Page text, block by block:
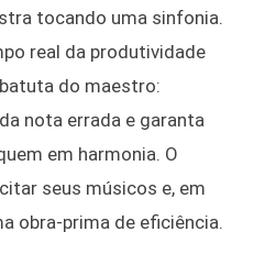
tocando uma sinfonia.
real da produtividade
do maestro:
nota errada e garanta
em harmonia. O
seus músicos e, em
obra-prima de eficiência.